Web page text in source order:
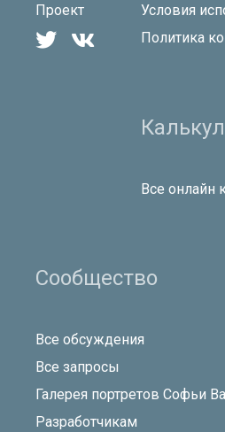
Проект
 
Условия
Политика
Все онлайн
Сообщество
Все обсуждения
Все запросы
Галерея портретов Софьи
Разработчикам